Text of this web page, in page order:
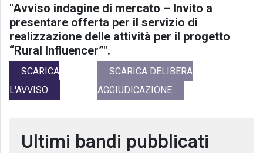
"Avviso indagine di mercato – Invito a
presentare offerta per il servizio di
realizzazione delle attività per il progetto
“Rural Influencer”".
SCARICA
L'AVVISO
SCARICA DELIBERA
AGGIUDICAZIONE
Ultimi bandi pubblicati